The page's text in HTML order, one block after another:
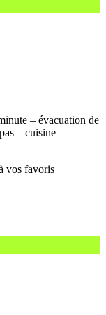
– évacuation de
– cuisine